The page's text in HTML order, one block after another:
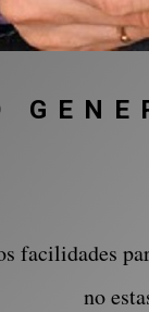
facilidades
no